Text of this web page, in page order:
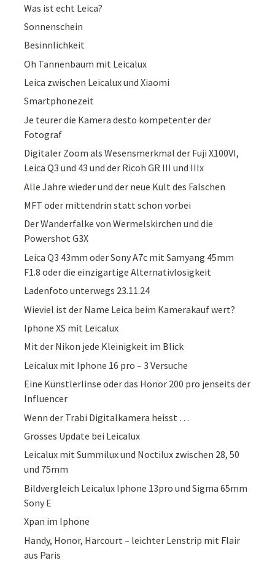
Was ist echt Leica?
Sonnenschein
Besinnlichkeit
Oh Tannenbaum mit Leicalux
Leica zwischen Leicalux und Xiaomi
Smartphonezeit
Je teurer die Kamera desto kompetenter der
Fotograf
Digitaler Zoom als Wesensmerkmal der Fuji X100VI,
Leica Q3 und 43 und der Ricoh GR III und IIIx
Alle Jahre wieder und der neue Kult des Falschen
MFT oder mittendrin statt schon vorbei
Der Wanderfalke von Wermelskirchen und die
Powershot G3X
Leica Q3 43mm oder Sony A7c mit Samyang 45mm
F1.8 oder die einzigartige Alternativlosigkeit
Ladenfoto unterwegs 23.11.24
Wieviel ist der Name Leica beim Kamerakauf wert?
Iphone XS mit Leicalux
Mit der Nikon jede Kleinigkeit im Blick
Leicalux mit Iphone 16 pro – 3 Versuche
Eine Künstlerlinse oder das Honor 200 pro jenseits der
Influencer
Wenn der Trabi Digitalkamera heisst …
Grosses Update bei Leicalux
Leicalux mit Summilux und Noctilux zwischen 28, 50
und 75mm
Bildvergleich Leicalux Iphone 13pro und Sigma 65mm
Sony E
Xpan im Iphone
Handy, Honor, Harcourt – leichter Lenstrip mit Flair
aus Paris